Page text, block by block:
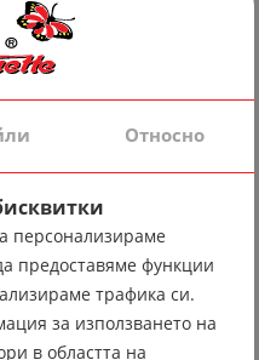
олекотено
Относно
персонализираме
предоставяме функции
трафика си.
за използването на
в областта на